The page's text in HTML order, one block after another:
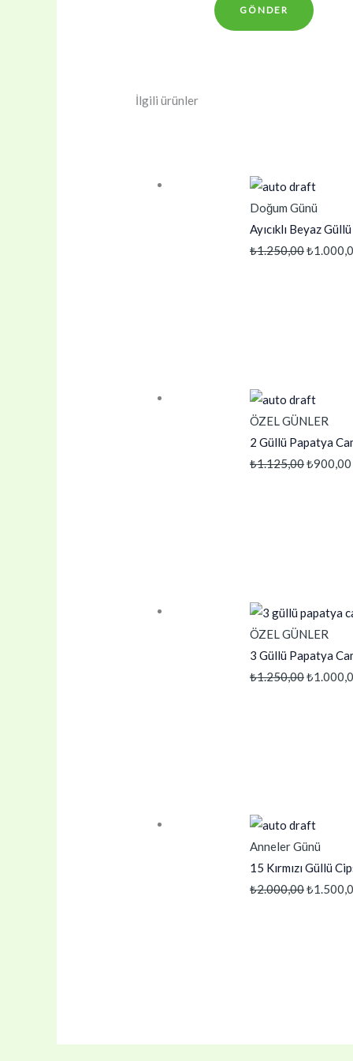
İlgili ürünler
Doğum Günü
Ayıcıklı Beyaz
₺1.250,00Orijinal
₺
ÖZEL GÜNLER
2 Güllü Papatya
₺1.125,00Orijinal
₺900,00
ÖZEL GÜNLER
3 Güllü Papatya
₺1.250,00Orijinal
₺
Anneler Günü
15 Kırmızı Güllü
₺2.000,00Orijinal
₺